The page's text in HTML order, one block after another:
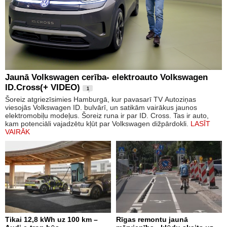
Jaunā Volkswagen cerība- elektroauto Volkswagen
ID.Cross(+ VIDEO)
1
Šoreiz atgriezīsimies Hamburgā, kur pavasarī TV Autoziņas
viesojās Volkswagen ID. bulvārī, un satikām vairākus jaunos
elektromobiļu modeļus. Šoreiz runa ir par ID. Cross. Tas ir auto,
kam potenciāli vajadzētu kļūt par Volkswagen dižpārdokli. LASĪT
VAIRĀK
Tikai 12,8 kWh uz 100 km –
Rīgas remontu jaunā